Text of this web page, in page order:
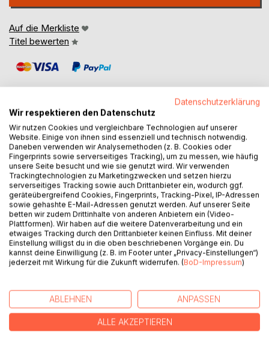
Auf die Merkliste
Titel bewerten
BESCHREIBUNG
Die Aufgabensammlung enthält Übungsaufgaben mit
Lösungen zu allen mathematischen Standard-Themen, die
an deutschen Hochschulen in ingenieurwissenschaftlichen
Bachelor-Studiengängen behandelt werden:
Komplexe Zahlen, Vektorrechnung, Matrizen und
Determinanten, Lineare Gleichungssysteme, Folgen und
Reihen, Reelle Funktionen, Differentialrechnung,
Integralrechnung, Gewöhnliche Differentialgleichungen,
Funktionen mehrerer Veränderlicher, Differentialrechnung
Veränderlicher, Fourier-Transformationen, Laplace-
Transformationen.
Datenschutzerklärung
Wir respektieren den Datenschutz
Wir nutzen Cookies und vergleichbare Technologien auf unserer
Website. Einige von ihnen sind essenziell und technisch notwendig.
Daneben verwenden wir Analysemethoden (z. B. Cookies oder
Fingerprints sowie serverseitiges Tracking), um zu messen, wie häufig
unsere Seite besucht und wie sie genutzt wird. Wir verwenden
Trackingtechnologien zu Marketingzwecken und setzen hierzu
serverseitiges Tracking sowie auch Drittanbieter ein, wodurch ggf.
geräteübergreifend Cookies, Fingerprints, Tracking-Pixel, IP-Adressen
sowie gehashte E-Mail-Adressen genutzt werden. Auf unserer Seite
betten wir zudem Drittinhalte von anderen Anbietern ein (Video-
Plattformen). Wir haben auf die weitere Datenverarbeitung und ein
etwaiges Tracking durch den Drittanbieter keinen Einfluss. Mit deiner
Einstellung willigst du in die oben beschriebenen Vorgänge ein. Du
kannst deine Einwilligung (z. B. im Footer unter „Privacy-Einstellungen“)
jederzeit mit Wirkung für die Zukunft widerrufen. (BoD-Impressum)
ABLEHNEN ANPASSEN
ALLE AKZEPTIEREN